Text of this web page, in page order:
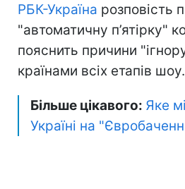
РБК-Україна розповість
"автоматичну п’ятірку"
пояснить причини
країнами всіх етапів шоу.
Більше цікавого: Яке
Україні на